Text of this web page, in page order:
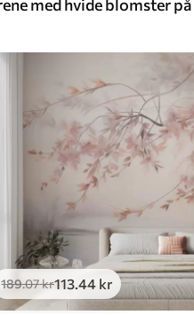
189.07kr113.44 kr